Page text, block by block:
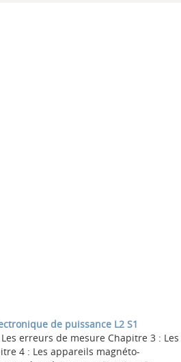
de puissance L2 S1
erreurs de mesure Chapitre 3 : Les
4 : Les appareils magnéto-